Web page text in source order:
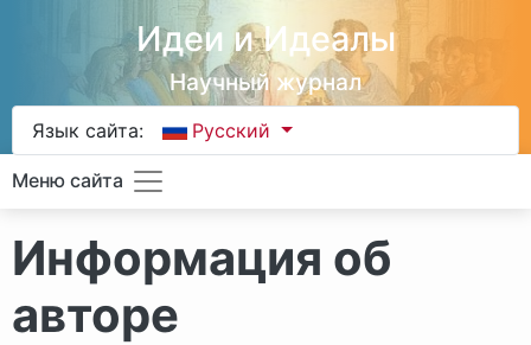
Идеи и Идеалы
Научный журнал
Язык сайта: Русский
Меню сайта
Информация об
авторе